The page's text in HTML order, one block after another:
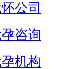
公司
咨询
机构